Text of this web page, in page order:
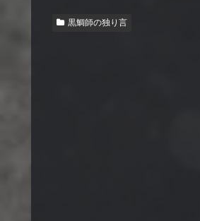
黒鯛師の独り言